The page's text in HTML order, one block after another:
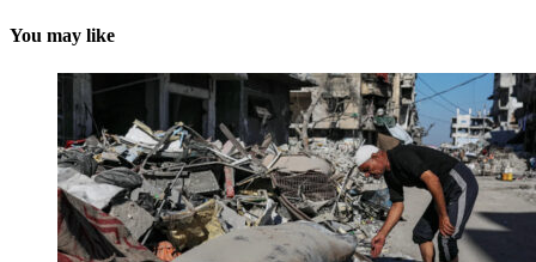
You may like